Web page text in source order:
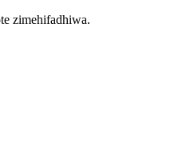
zimehifadhiwa.